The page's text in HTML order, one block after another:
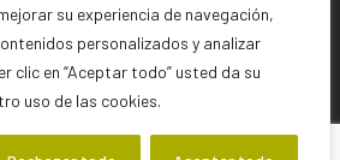
su experiencia de navegación,
personalizados y analizar
clic en “Aceptar todo” usted da su
uso de las cookies.